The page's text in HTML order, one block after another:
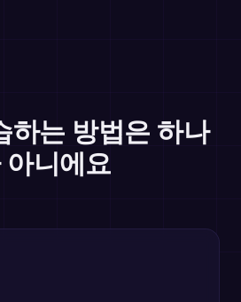
하는 방법은 하나
아니에요